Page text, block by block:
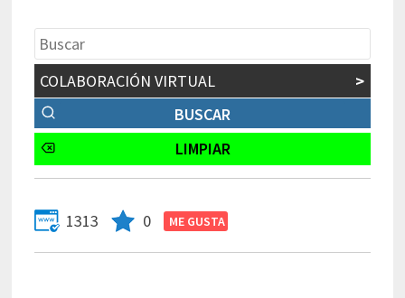
COLABORACIÓN VIRTUAL >
1313 0